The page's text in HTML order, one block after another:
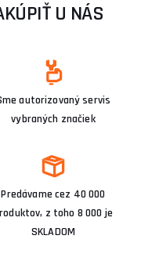
U NÁS
autorizovaný servis
vybraných značiek
Predávame cez 40 000
z toho 8 000 je
SKLADOM